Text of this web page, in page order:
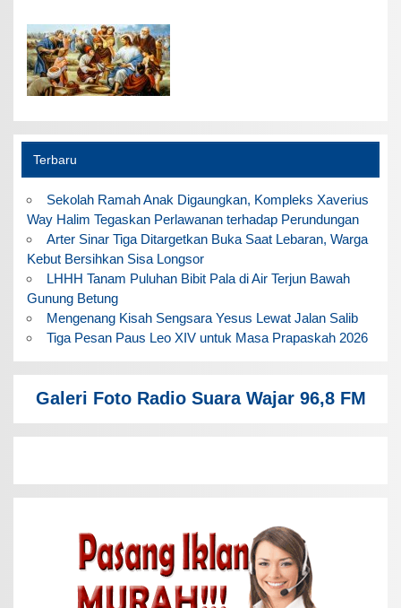
Terbaru
Sekolah Ramah Anak Digaungkan, Kompleks Xaverius
Way Halim Tegaskan Perlawanan terhadap Perundungan
Arter Sinar Tiga Ditargetkan Buka Saat Lebaran, Warga
Kebut Bersihkan Sisa Longsor
LHHH Tanam Puluhan Bibit Pala di Air Terjun Bawah
Gunung Betung
Mengenang Kisah Sengsara Yesus Lewat Jalan Salib
Tiga Pesan Paus Leo XIV untuk Masa Prapaskah 2026
Galeri Foto Radio Suara Wajar 96,8 FM